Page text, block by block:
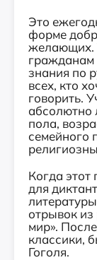
Это
форме
желающих.
гражданам
знания по
всех, кто
говорить.
абсолютно
пола,
семейного
Когда этот
для
отрывок
мир».
классики,
Гоголя.